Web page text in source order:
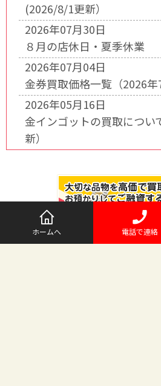
(2026/8/1更新）
2026年07月30日
８月の店休日・夏季休業
2026年07月04日
金券買取価格一覧（2026年
2026年05月16日
金インゴットの買取につい
新）
ホームへ 電話で連絡